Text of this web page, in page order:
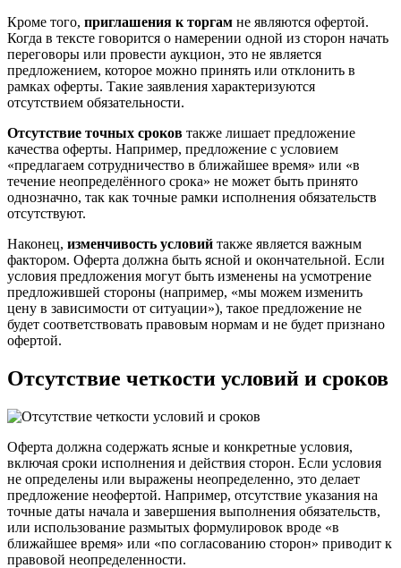
Кроме того, приглашения к торгам не являются офертой.
Когда в тексте говорится о намерении одной из сторон начать
переговоры или провести аукцион, это не является
предложением, которое можно принять или отклонить в
рамках оферты. Такие заявления характеризуются
отсутствием обязательности.
Отсутствие точных сроков также лишает предложение
качества оферты. Например, предложение с условием
«предлагаем сотрудничество в ближайшее время» или «в
течение неопределённого срока» не может быть принято
однозначно, так как точные рамки исполнения обязательств
отсутствуют.
Наконец, изменчивость условий также является важным
фактором. Оферта должна быть ясной и окончательной. Если
условия предложения могут быть изменены на усмотрение
предложившей стороны (например, «мы можем изменить
цену в зависимости от ситуации»), такое предложение не
будет соответствовать правовым нормам и не будет признано
офертой.
Отсутствие четкости условий и сроков
Оферта должна содержать ясные и конкретные условия,
включая сроки исполнения и действия сторон. Если условия
не определены или выражены неопределенно, это делает
предложение неофертой. Например, отсутствие указания на
точные даты начала и завершения выполнения обязательств,
или использование размытых формулировок вроде «в
ближайшее время» или «по согласованию сторон» приводит к
правовой неопределенности.